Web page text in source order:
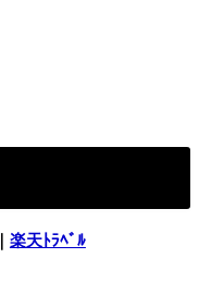
｜ 楽天ﾄﾗﾍﾞﾙ